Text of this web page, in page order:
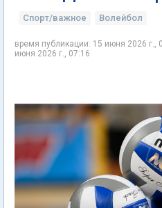
Спорт/важное Волейбол
время публикации: 15 июня 2026 г.,
июня 2026 г., 07:16